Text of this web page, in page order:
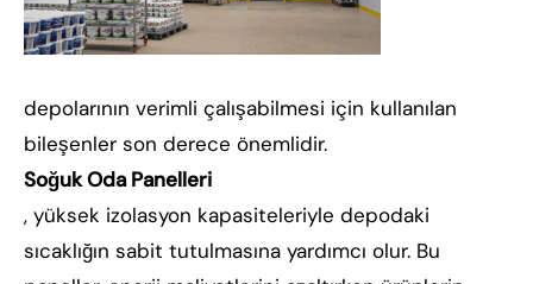
depolarının verimli çalışabilmesi için kullanılan
bileşenler son derece önemlidir.
Soğuk Oda Panelleri
, yüksek izolasyon kapasiteleriyle depodaki
sıcaklığın sabit tutulmasına yardımcı olur. Bu